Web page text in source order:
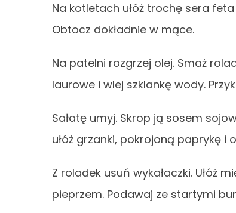
Na kotletach ułóż trochę sera
Obtocz dokładnie w mące.
Na patelni rozgrzej olej. Smaż
laurowe i wlej szklankę wody.
Sałatę umyj. Skrop ją sosem
ułóż grzanki, pokrojoną paprykę i
Z roladek usuń wykałaczki. Ułóż
pieprzem. Podawaj ze startymi